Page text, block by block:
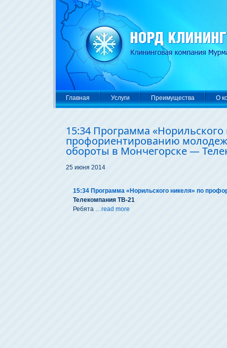
Главная Услуги Преимущества О
15:34 Программа «Норильского
профориентированию
обороты в Мончегорске —
25 июня 2014
15:34 Программа «Норильского никеля» по
Телекомпания ТВ-21
Ребята …read more